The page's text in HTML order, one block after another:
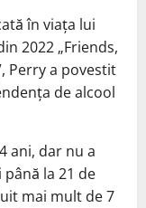
în viața lui
2022 „Friends,
Perry a povestit
de alcool
ani, dar nu a
la 21 de
mai mult de 7